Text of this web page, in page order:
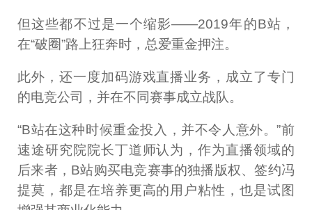
但这些都不过是一个缩影——2019年的B站，
在“破圈”路上狂奔时，总爱重金押注。
此外，还一度加码游戏直播业务，成立了专门
的电竞公司，并在不同赛事成立战队。
“B站在这种时候重金投入，并不令人意外。”前
速途研究院院长丁道师认为，作为直播领域的
后来者，B站购买电竞赛事的独播版权、签约冯
提莫，都是在培养更高的用户粘性，也是试图